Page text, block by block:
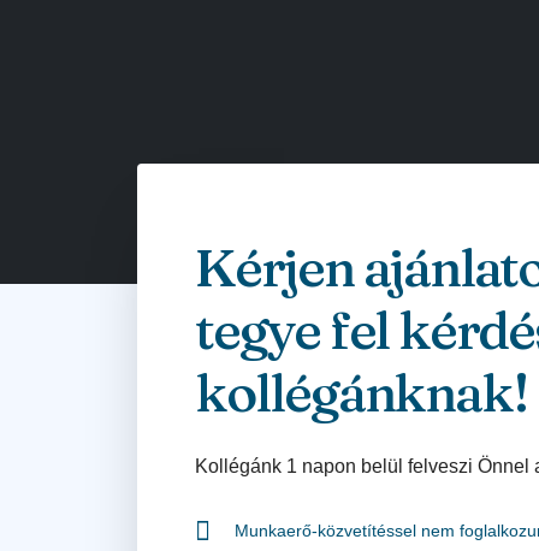
Kérjen
tegye fel
kollégánknak!
Kollégánk 1 napon belül felveszi Önnel
Munkaerő-közvetítéssel nem